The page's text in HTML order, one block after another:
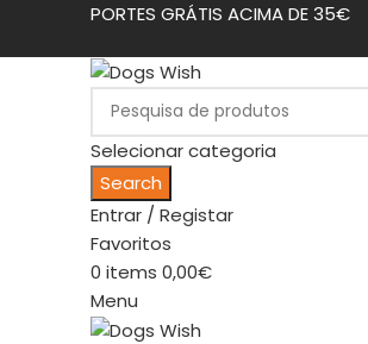
PORTES GRÁTIS ACIMA DE 35€
Selecionar categoria
Search
Entrar / Registar
Favoritos
0 items 0,00€
Menu